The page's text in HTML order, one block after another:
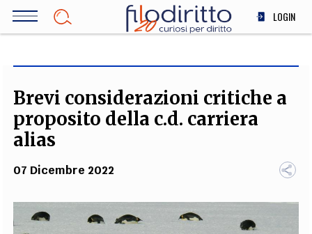
Salta
LOGIN
SOCIETÀ
MEDICINA
Brevi considerazioni critiche a
proposito della c.d. carriera
alias
07 Dicembre 2022